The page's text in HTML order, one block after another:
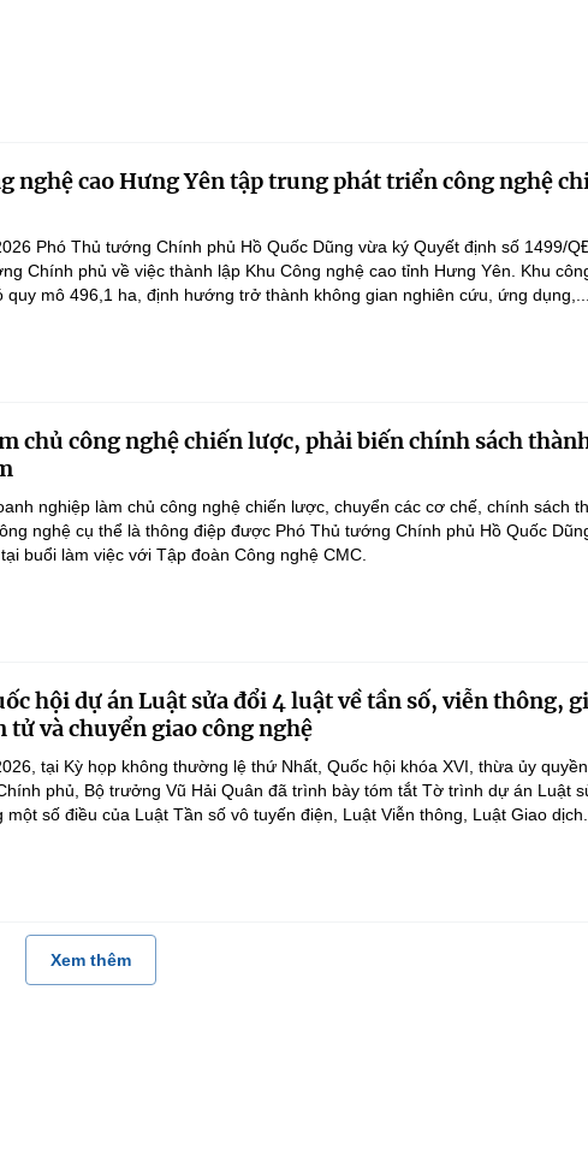
nghệ cao Hưng Yên tập trung phát triển công nghệ
Phó Thủ tướng Chính phủ Hồ Quốc Dũng vừa ký Quyết định số 1499/
Chính phủ về việc thành lập Khu Công nghệ cao tỉnh Hưng Yên. Khu
quy mô 496,1 ha, định hướng trở thành không gian nghiên cứu, ứng
chủ công nghệ chiến lược, phải biến chính sách
nghiệp làm chủ công nghệ chiến lược, chuyển các cơ chế, chính sách
nghệ cụ thể là thông điệp được Phó Thủ tướng Chính phủ Hồ Quốc
buổi làm việc với Tập đoàn Công nghệ CMC.
hội dự án Luật sửa đổi 4 luật về tần số, viễn thông,
tử và chuyển giao công nghệ
tại Kỳ họp không thường lệ thứ Nhất, Quốc hội khóa XVI, thừa ủy
phủ, Bộ trưởng Vũ Hải Quân đã trình bày tóm tắt Tờ trình dự án Luật
một số điều của Luật Tần số vô tuyến điện, Luật Viễn thông, Luật Giao
Xem thêm